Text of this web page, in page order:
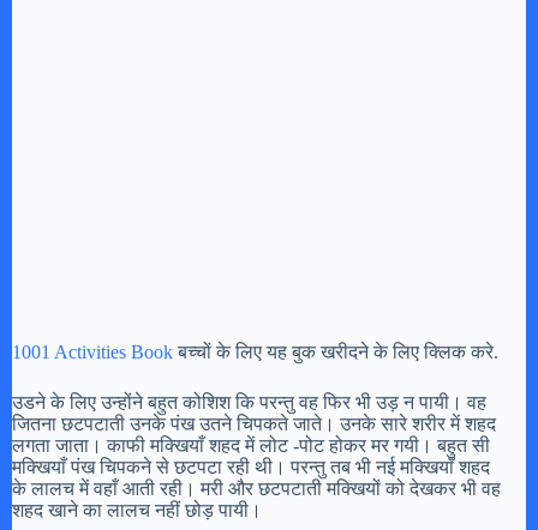
1001 Activities Bookबच्चों के लिए यह बुक खरीदने के लिए क्लिक करे.
उडने के लिए उन्होंने बहुत कोशिश कि परन्तु वह फिर भी उड़ न पायी। वह
जितना छटपटाती उनके पंख उतने चिपकते जाते। उनके सारे शरीर में शहद
लगता जाता। काफी मक्खियाँ शहद में लोट -पोट होकर मर गयी। बहुत सी
मक्खियाँ पंख चिपकने से छटपटा रही थी। परन्तु तब भी नई मक्खियाँ शहद
के लालच में वहाँ आती रही। मरी और छटपटाती मक्खियों को देखकर भी वह
शहद खाने का लालच नहीं छोड़ पायी।